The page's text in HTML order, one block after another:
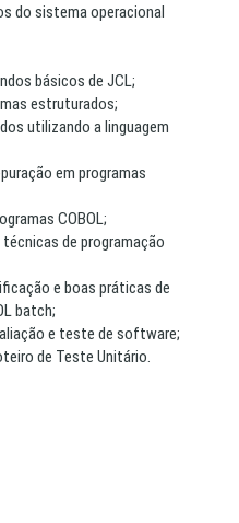
do sistema operacional
básicos de JCL;
estruturados;
utilizando a linguagem
em programas
COBOL;
de programação
e boas práticas de
batch;
e teste de software;
de Teste Unitário.